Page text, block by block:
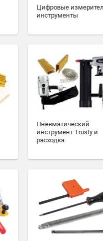
Цифровые
инструменты
Пневматический
инструмент Trusty и
расходка